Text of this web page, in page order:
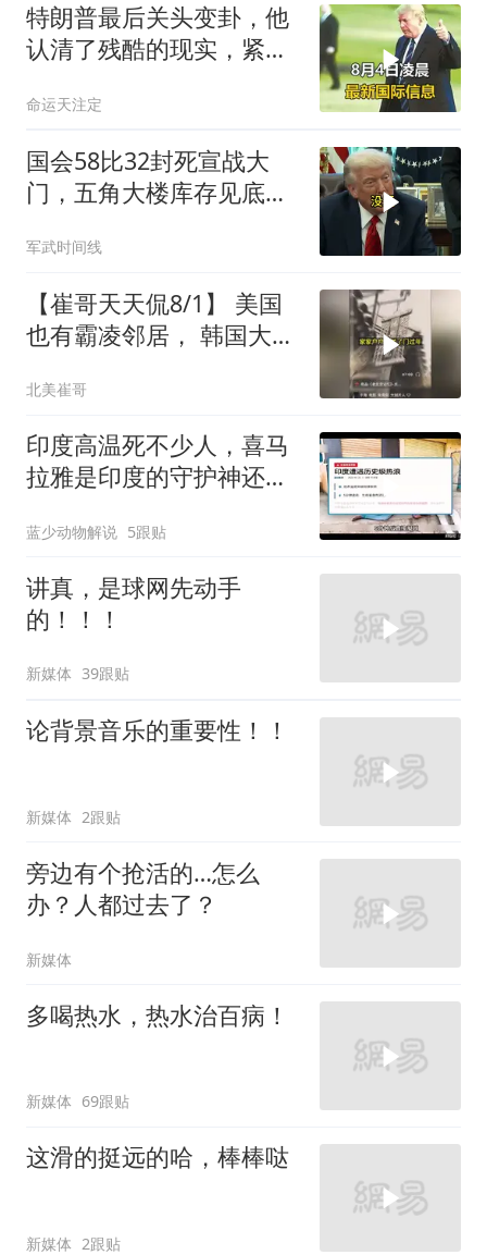
特朗普最后关头变卦，他
认清了残酷的现实，紧急
命运天注定
国会58比32封死宣战大
门，五角大楼库存见底，
生了什么
军武时间线
【崔哥天天侃8/1】 美国
也有霸凌邻居， 韩国大爷
北美崔哥
印度高温死不少人，喜马
拉雅是印度的守护神还是
蓝少动物解说 5跟贴
讲真，是球网先动手
的！！！
新媒体 39跟贴
论背景音乐的重要性！！
新媒体 2跟贴
旁边有个抢活的…怎么
办？人都过去了？
新媒体
多喝热水，热水治百病！
新媒体 69跟贴
这滑的挺远的哈，棒棒哒
新媒体 2跟贴